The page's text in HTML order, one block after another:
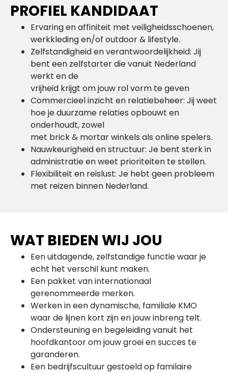
PROFIEL KANDIDAAT
Ervaring en affiniteit met veiligheidsschoenen,
werkkleding en/of outdoor & lifestyle.
Zelfstandigheid en verantwoordelijkheid: Jij
bent een zelfstarter die vanuit Nederland
werkt en de
vrijheid krijgt om jouw rol vorm te geven
Commercieel inzicht en relatiebeheer: Jij weet
hoe je duurzame relaties opbouwt en
onderhoudt, zowel
met brick & mortar winkels als online spelers.
Nauwkeurigheid en structuur: Je bent sterk in
administratie en weet prioriteiten te stellen.
Flexibiliteit en reislust: Je hebt geen probleem
met reizen binnen Nederland.
WAT BIEDEN WIJ JOU
Een uitdagende, zelfstandige functie waar je
echt het verschil kunt maken.
Een pakket van internationaal
gerenommeerde merken.
Werken in een dynamische, familiale KMO
waar de lijnen kort zijn en jouw inbreng telt.
Ondersteuning en begeleiding vanuit het
hoofdkantoor om jouw groei en succes te
garanderen.
Een bedrijfscultuur gestoeld op familaire